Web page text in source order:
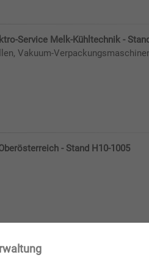
Service Melk-Kühltechnik -
Vakuum-
- Stand H10-1005
- Stand H3-312